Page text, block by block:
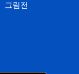
그림전